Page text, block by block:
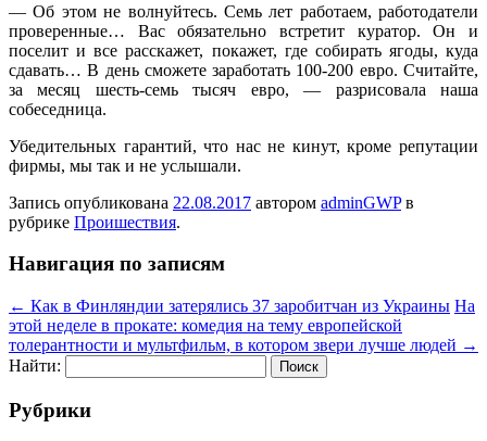
— Об этом не волнуйтесь. Семь лет работаем, работодатели
проверенные… Вас обязательно встретит куратор. Он и
поселит и все расскажет, покажет, где собирать ягоды, куда
сдавать… В день сможете заработать 100-200 евро. Считайте,
за месяц шесть-семь тысяч евро, — разрисовала наша
собеседница.
Убедительных гарантий, что нас не кинут, кроме репутации
фирмы, мы так и не услышали.
Запись опубликована 22.08.2017 автором adminGWPв
рубрике Проишествия.
Навигация по записям
← Как в Финляндии затерялись 37 заробитчан из Украины На
этой неделе в прокате: комедия на тему европейской
толерантности и мультфильм, в котором звери лучше людей →
Найти:
Рубрики